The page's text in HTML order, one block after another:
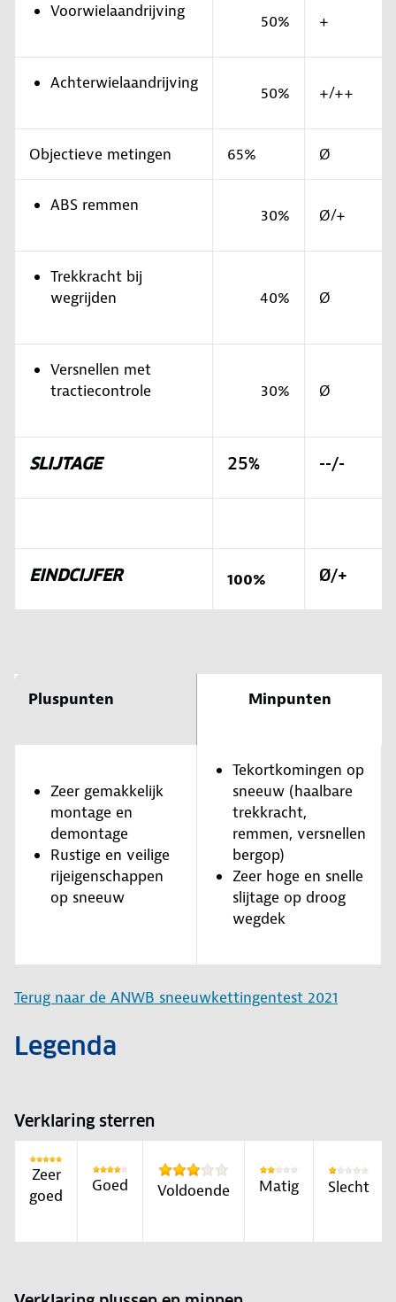
Voorwielaandrijving
50% +
Achterwielaandrijving
50% +/++
Objectieve metingen 65% Ø
ABS remmen
30% Ø/+
Trekkracht bij
wegrijden
40% Ø
Versnellen met
tractiecontrole
30% Ø
SLIJTAGE 25% --/-
EINDCIJFER 100% Ø/+
Pluspunten Minpunten
Zeer gemakkelijk
montage en
demontage
Rustige en veilige
rijeigenschappen
op sneeuw
Tekortkomingen op
sneeuw (haalbare
trekkracht,
remmen, versnellen
bergop)
Zeer hoge en snelle
slijtage op droog
wegdek
Terug naar de ANWB sneeuwkettingentest 2021
Legenda
Verklaring sterren
Zeer
goed
Goed Voldoende Matig Slecht